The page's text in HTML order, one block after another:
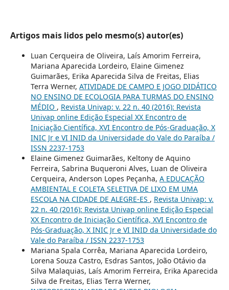
Artigos mais lidos pelo mesmo(s) autor(es)
Luan Cerqueira de Oliveira, Laís Amorim Ferreira,
Mariana Aparecida Lordeiro, Elaine Gimenez
Guimarães, Erika Aparecida Silva de Freitas, Elias
Terra Werner, ATIVIDADE DE CAMPO E JOGO DIDÁTICO
NO ENSINO DE ECOLOGIA PARA TURMAS DO ENSINO
MÉDIO , Revista Univap: v. 22 n. 40 (2016): Revista
Univap online Edição Especial XX Encontro de
Iniciação Científica, XVI Encontro de Pós-Graduação, X
INIC Jr e VI INID da Universidade do Vale do Paraíba /
ISSN 2237-1753
Elaine Gimenez Guimarães, Keltony de Aquino
Ferreira, Sabrina Buqueroni Alves, Luan de Oliveira
Cerqueira, Anderson Lopes Peçanha, A EDUCAÇÃO
AMBIENTAL E COLETA SELETIVA DE LIXO EM UMA
ESCOLA NA CIDADE DE ALEGRE-ES , Revista Univap: v.
22 n. 40 (2016): Revista Univap online Edição Especial
XX Encontro de Iniciação Científica, XVI Encontro de
Pós-Graduação, X INIC Jr e VI INID da Universidade do
Vale do Paraíba / ISSN 2237-1753
Mariana Spala Corrêa, Mariana Aparecida Lordeiro,
Lorena Souza Castro, Esdras Santos, João Otávio da
Silva Malaquias, Laís Amorim Ferreira, Erika Aparecida
Silva de Freitas, Elias Terra Werner,